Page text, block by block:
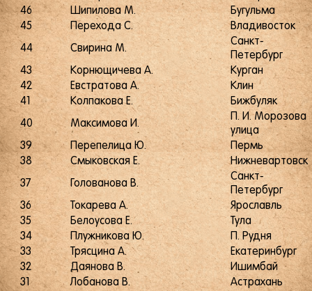
46
Шипилова М.
Бугульма
45
Перехода С.
Владивосток
44
Свирина М.
Санкт-
Петербург
43
Корнющичева А.
Курган
42
Евстратова А.
Клин
41
Колпакова Е.
Бижбуляк
40
Максимова И.
П. И. Морозова
улица
39
Перепелица Ю.
Пермь
38
Смыковская Е.
Нижневартовск
37
Голованова В.
Санкт-
Петербург
36
Токарева А.
Ярославль
35
Белоусова Е.
Тула
34
Плужникова Ю.
П. Рудня
33
Трясцина А.
Екатеринбург
32
Даянова В.
Ишимбай
31
Лобанова В.
Астрахань